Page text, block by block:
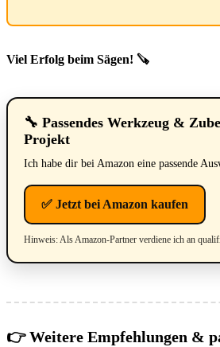
Viel Erfolg beim Sägen! 🪚
🔧 Passendes Werkzeug &
Projekt
Ich habe dir bei Amazon eine passende
✅ Jetzt bei Amazon kaufen
Hinweis: Als Amazon-Partner verdiene ich an
👉 Weitere Empfehlungen &